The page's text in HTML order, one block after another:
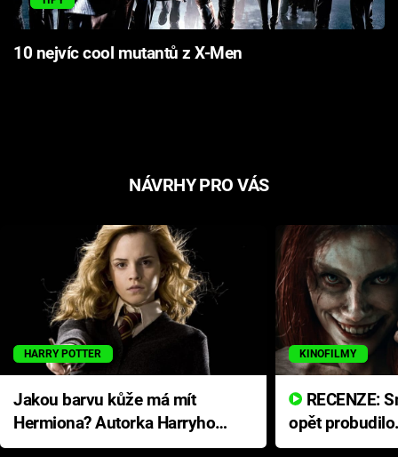
10 nejvíc cool mutantů z X-Men
NÁVRHY PRO VÁS
HARRY POTTER
Jakou barvu kůže má mít
Hermiona? Autorka Harryho
Pottera přišla s ráznou
KINOFILMY
opět
přichází s